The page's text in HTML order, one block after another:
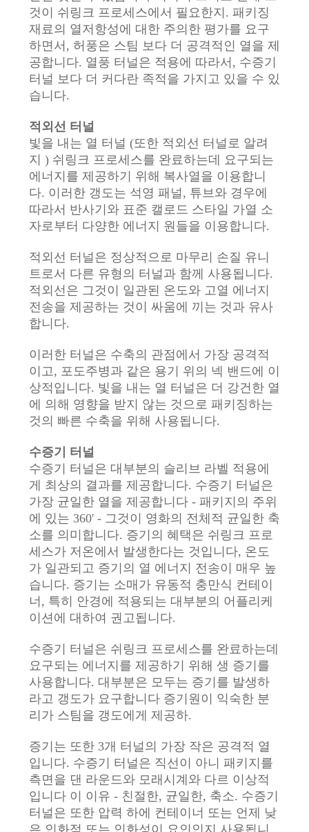
것이 쉬링크 프로세스에서 필요한지. 패키징
재료의 열저항성에 대한 주의한 평가를 요구
하면서, 허풍은 스팀 보다 더 공격적인 열을 제
공합니다. 열풍 터널은 적용에 따라서, 수증기
터널 보다 더 커다란 족적을 가지고 있을 수 있
습니다.
적외선 터널
빛을 내는 열 터널 (또한 적외선 터널로 알려
지 ) 쉬링크 프로세스를 완료하는데 요구되는
에너지를 제공하기 위해 복사열을 이용합니
다. 이러한 갱도는 석영 패널, 튜브와 경우에
따라서 반사기와 표준 캘로드 스타일 가열 소
자로부터 다양한 에너지 원들을 이용합니다.
적외선 터널은 정상적으로 마무리 손질 유니
트로서 다른 유형의 터널과 함께 사용됩니다.
적외선은 그것이 일관된 온도와 고열 에너지
전송을 제공하는 것이 싸움에 끼는 것과 유사
합니다.
이러한 터널은 수축의 관점에서 가장 공격적
이고, 포도주병과 같은 용기 위의 넥 밴드에 이
상적입니다. 빛을 내는 열 터널은 더 강건한 열
에 의해 영향을 받지 않는 것으로 패키징하는
것의 빠른 수축을 위해 사용됩니다.
수증기 터널
수증기 터널은 대부분의 슬리브 라벨 적용에
게 최상의 결과를 제공합니다. 수증기 터널은
가장 균일한 열을 제공합니다 - 패키지의 주위
에 있는 360' - 그것이 영화의 전체적 균일한 축
소를 의미합니다. 증기의 혜택은 쉬링크 프로
세스가 저온에서 발생한다는 것입니다, 온도
가 일관되고 증기의 열 에너지 전송이 매우 높
습니다. 증기는 소매가 유동적 충만식 컨테이
너, 특히 안경에 적용되는 대부분의 어플리케
이션에 대하여 권고됩니다.
수증기 터널은 쉬링크 프로세스를 완료하는데
요구되는 에너지를 제공하기 위해 생 증기를
사용합니다. 대부분은 모두는 증기를 발생하
라고 갱도가 요구합니다 증기원이 익숙한 분
리가 스팀을 갱도에게 제공하.
증기는 또한 3개 터널의 가장 작은 공격적 열
입니다. 수증기 터널은 직선이 아니 패키지를
측면을 댄 라운드와 모래시계와 다르 이상적
입니다 이 이유 - 친절한, 균일한, 축소. 수증기
터널은 또한 압력 하에 컨테이너 또는 언제 낮
은 인화점 또는 인화성이 요인인지 사용됩니